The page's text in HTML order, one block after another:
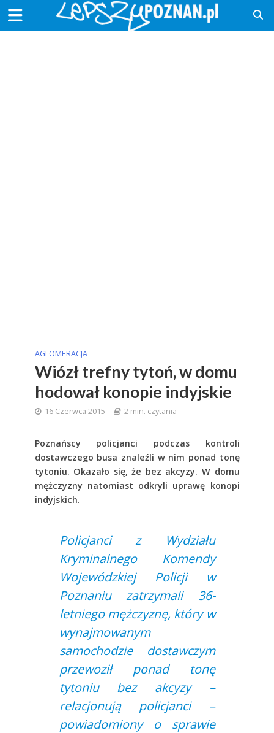
AGLOMERACJA
Wiózł trefny tytoń, w domu
hodował konopie indyjskie
16 Czerwca 2015 2 min. czytania
Poznańscy policjanci podczas kontroli
dostawczego busa znaleźli w nim ponad tonę
tytoniu. Okazało się, że bez akcyzy. W domu
mężczyzny natomiast odkryli uprawę konopi
indyjskich.
Policjanci z Wydziału
Kryminalnego Komendy
Wojewódzkiej Policji w
Poznaniu zatrzymali 36-
letniego mężczyznę, który w
wynajmowanym
samochodzie dostawczym
przewoził ponad tonę
tytoniu bez akcyzy –
relacjonują policjanci –
powiadomiony o sprawie